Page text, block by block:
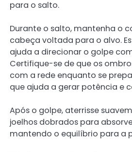
para o salto.
Durante o salto, mantenha o
cabeça voltada para o alvo.
ajuda a direcionar o golpe
Certifique-se de que os
com a rede enquanto se
que ajuda a gerar potência e
Após o golpe, aterrisse
joelhos dobrados para
mantendo o equilíbrio para a